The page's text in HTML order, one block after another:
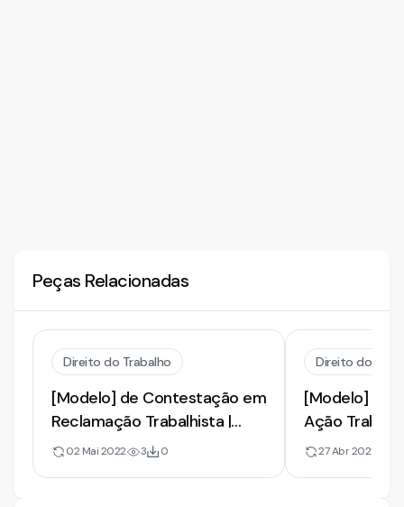
Peças Relacionadas
Direito do Trabalho
[Modelo] de Contestação em
Reclamação Trabalhista |
Impugnação a Verbas
02 Mai 2022 3 0
Direito do
[Modelo] de
Ação
Impugnação
27 Abr 2022